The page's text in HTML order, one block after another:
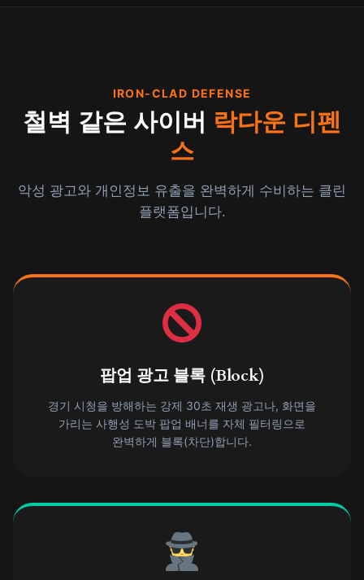
IRON-CLAD DEFENSE
철벽 같은 사이버 락다운 디펜
스
악성 광고와 개인정보 유출을 완벽하게 수비하는 클린
플랫폼입니다.
팝업 광고 블록 (Block)
경기 시청을 방해하는 강제 30초 재생 광고나, 화면을
가리는 사행성 도박 팝업 배너를 자체 필터링으로
완벽하게 블록(차단)합니다.